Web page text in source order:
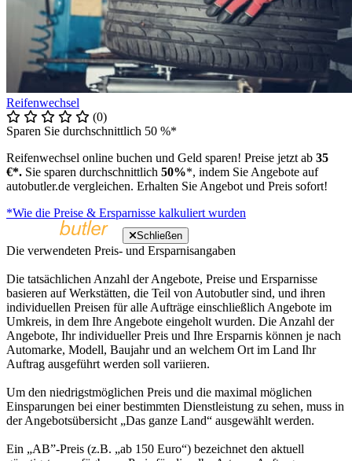
Reifenwechsel
(0)
Sparen Sie durchschnittlich 50 %*
Reifenwechsel online buchen und Geld sparen! Preise jetzt ab 35
€*. Sie sparen durchschnittlich 50%*, indem Sie Angebote auf
autobutler.de vergleichen. Erhalten Sie Angebot und Preis sofort!
*Wie die Preise & Ersparnisse kalkuliert wurden
Schließen
Die verwendeten Preis- und Ersparnisangaben
Die tatsächlichen Anzahl der Angebote, Preise und Ersparnisse
basieren auf Werkstätten, die Teil von Autobutler sind, und ihren
individuellen Preisen für alle Aufträge einschließlich Angebote im
Umkreis, in dem Ihre Angebote eingeholt wurden. Die Anzahl der
Angebote, Ihr individueller Preis und Ihre Ersparnis können je nach
Automarke, Modell, Baujahr und an welchem Ort im Land Ihr
Auftrag ausgeführt werden soll variieren.
Um den niedrigstmöglichen Preis und die maximal möglichen
Einsparungen bei einer bestimmten Dienstleistung zu sehen, muss in
der Angebotsübersicht „Das ganze Land“ ausgewählt werden.
Ein „AB”-Preis (z.B. „ab 150 Euro“) bezeichnet den aktuell